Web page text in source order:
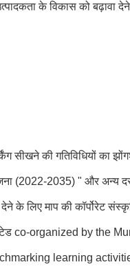
के विकास को बढ़ावा
सीखने की गतिविधियों का
(2022-2035) " और अन्य
के लिए माप की कॉर्पोरेट
co-organized by the
learning